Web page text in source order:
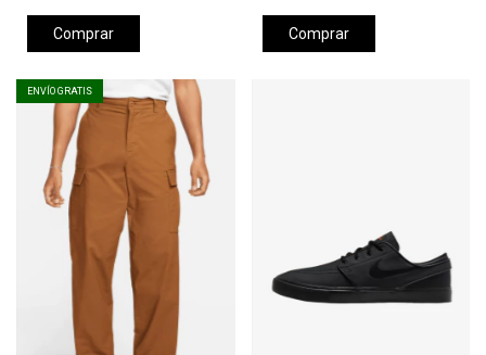
Comprar Comprar
ENVÍO GRATIS